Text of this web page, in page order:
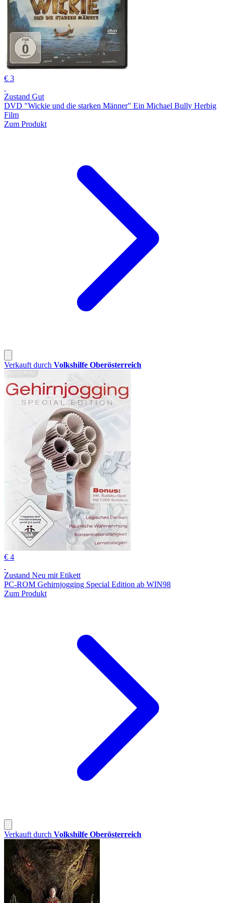
€ 3
Zustand Gut
DVD "Wickie und die starken Männer" Ein Michael Bully Herbig
Film
Zum Produkt
Verkauft durch Volkshilfe Oberösterreich
€ 4
Zustand Neu mit Etikett
PC-ROM Gehirnjogging Special Edition ab WIN98
Zum Produkt
Verkauft durch Volkshilfe Oberösterreich